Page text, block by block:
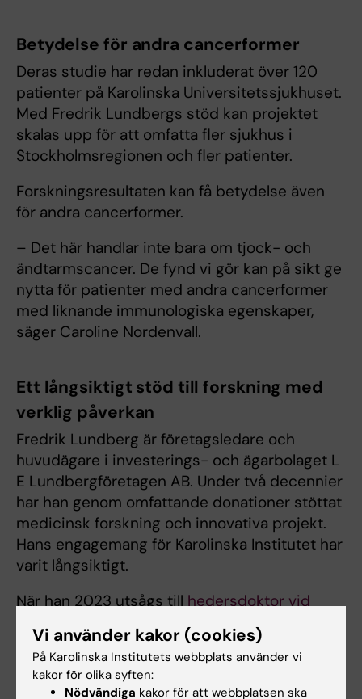
Betydelse för andra cancerformer
Deras studie har redan inkluderat över 120
patienter på Karolinska Universitetssjukhuset.
Med Fredrik Lundbergs stöd kan projektet
skalas upp för att omfatta fler sjukhus i
Stockholmsregionen och fler patienter.
Forskningsresultaten kan få betydelse även
för andra cancerformer.
– Det här handlar inte bara om tjock- och
ändtarmscancer. De fynd vi gör kan på sikt ge
nytta för patienter med andra cancerformer
med liknande immunologiska egenskaper,
säger Caroline Nordenvall.
Ett långsiktigt stöd till forskning med
verklig påverkan
Fredrik Lundberg är företagsledare och
huvudägare i investerings- och ägarbolaget L
E Lundbergföretagen AB. Under två decennier
har han genom omfattande donationer stöttat
medicinsk forskning och innovativa projekt.
Hans engagemang för Karolinska Institutet har
varit långsiktigt.
När han 2023 utsågs tillhedersdoktor vid
betonade han vikten av
forskning som konkret förbättrar människors
liv.
Vi använder kakor (cookies)
På Karolinska Institutets webbplats använder vi
kakor för olika syften:
Nödvändiga kakor för att webbplatsen ska